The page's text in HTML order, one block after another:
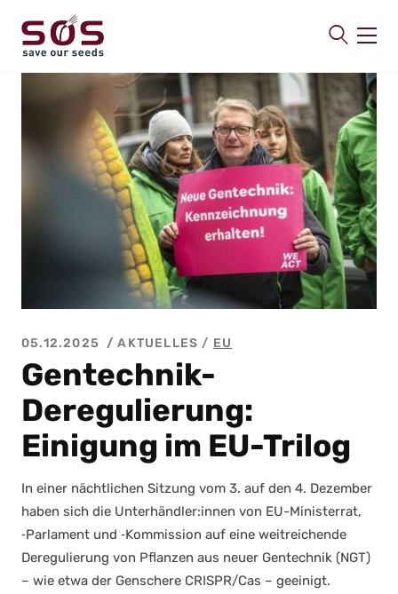
SAVE OUR SEEDS
Über uns
Aktuelles
Mitmachen
Publikationen
05.12.2025 AKTUELLES / EU
Gentechnik-
Deregulierung:
Einigung im EU-Trilog
In einer nächt­li­chen Sit­zung vom 3. auf den 4. Dezem­ber
haben sich die Unterhändler:innen von EU-Minis­ter­rat,
‑Par­la­ment und ‑Kom­mis­si­on auf eine weit­rei­chen­de
Dere­gu­lie­rung von Pflan­zen aus neu­er Gen­tech­nik (NGT)
– wie etwa der Gen­sche­re CRISPR/Cas – geei­nigt.